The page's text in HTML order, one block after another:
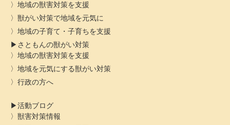
地域の獣害対策を支援
獣がい対策で地域を元気に
地域の子育て・子育ちを支援
さともんの獣がい対策
地域の獣害対策を支援
地域を元気にする獣がい対策
行政の方へ
活動ブログ
獣害対策情報